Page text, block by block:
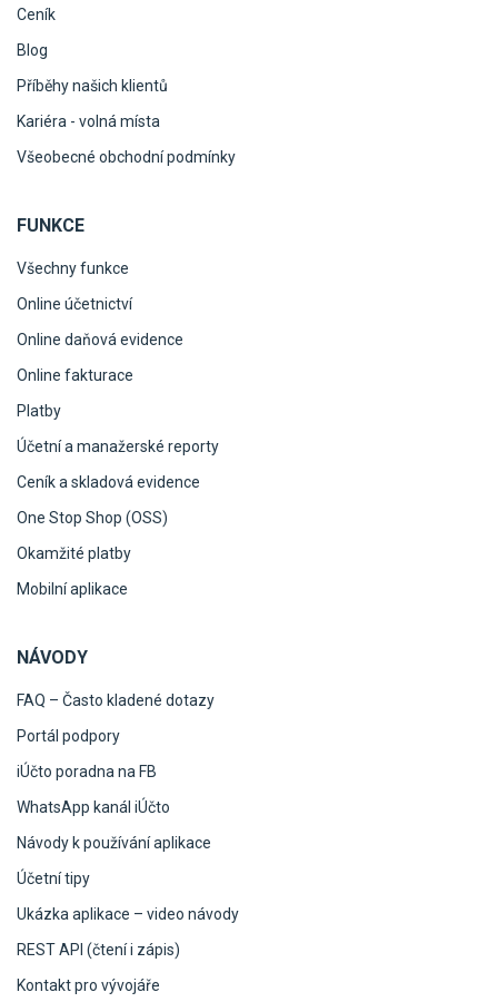
Ceník
Blog
Příběhy našich klientů
Kariéra - volná místa
Všeobecné obchodní podmínky
FUNKCE
Všechny funkce
Online účetnictví
Online daňová evidence
Online fakturace
Platby
Účetní a manažerské reporty
Ceník a skladová evidence
One Stop Shop (OSS)
Okamžité platby
Mobilní aplikace
NÁVODY
FAQ – Často kladené dotazy
Portál podpory
iÚčto poradna na FB
WhatsApp kanál iÚčto
Návody k používání aplikace
Účetní tipy
Ukázka aplikace – video návody
REST API (čtení i zápis)
Kontakt pro vývojáře